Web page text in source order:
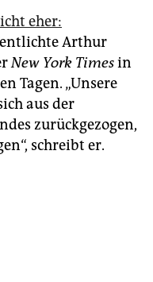
eher:
Arthur
New York Timesin
Tagen. „Unsere
aus der
zurückgezogen,
schreibt er.